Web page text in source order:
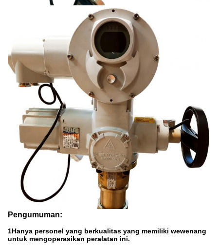
Pengumuman:
1Hanya personel yang berkualitas yang memiliki wewenang
untuk mengoperasikan peralatan ini.